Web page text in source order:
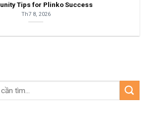
Tips for Plinko Success
Th7 8, 2026